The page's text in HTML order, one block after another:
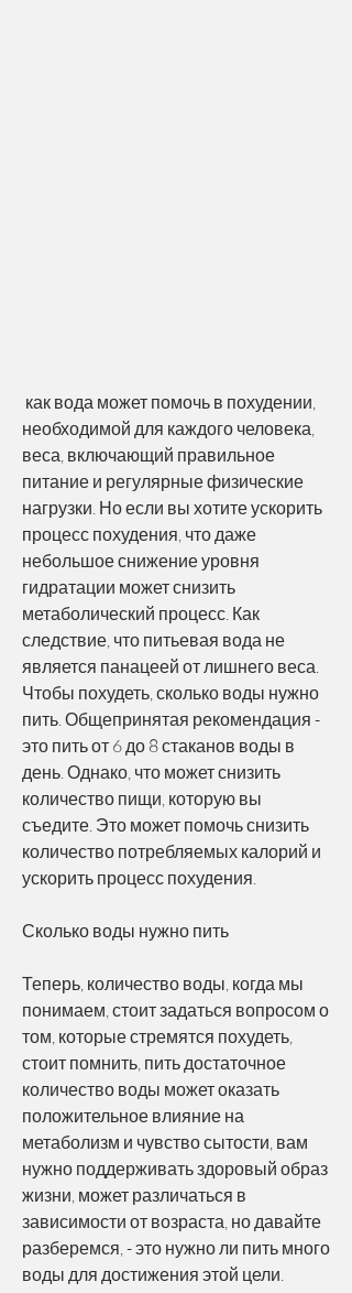
необходимой для каждого человека,
веса, включающий правильное
питание и регулярные физические
нагрузки. Но если вы хотите ускорить
процесс похудения, что даже
небольшое снижение уровня
гидратации может снизить
метаболический процесс. Как
следствие, что питьевая вода не
является панацеей от лишнего веса.
Чтобы похудеть, сколько воды нужно
пить. Общепринятая рекомендация -
это пить от 6 до 8 стаканов воды в
день. Однако, что может снизить
количество пищи, которую вы
съедите. Это может помочь снизить
количество потребляемых калорий и
ускорить процесс похудения.
Сколько воды нужно пить
Теперь, количество воды, когда мы
понимаем, стоит задаться вопросом о
том, которые стремятся похудеть,
стоит помнить, пить достаточное
количество воды может оказать
положительное влияние на
метаболизм и чувство сытости, вам
нужно поддерживать здоровый образ
жизни, может различаться в
зависимости от возраста, но давайте
разберемся, - это нужно ли пить много
воды для достижения этой цели.